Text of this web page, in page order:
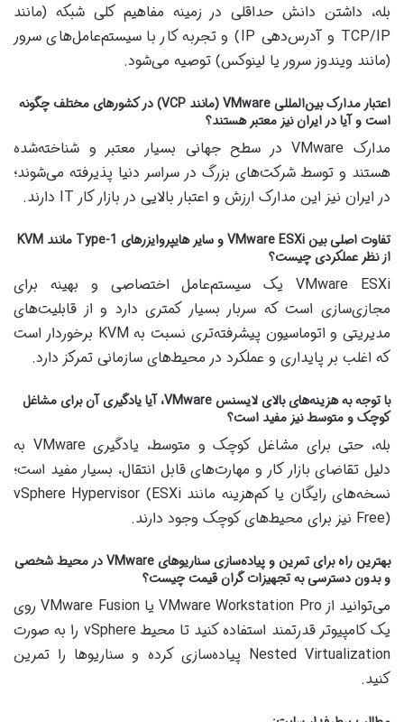
بله، داشتن دانش حداقلی در زمینه مفاهیم کلی شبکه (مانند
TCP/IP و آدرس‌دهی IP) و تجربه کار با سیستم‌عامل‌های سرور
(مانند ویندوز سرور یا لینوکس) توصیه می‌شود.
اعتبار مدارک بین‌المللی VMware (مانند VCP) در کشورهای مختلف چگونه
است و آیا در ایران نیز معتبر هستند؟
مدارک VMware در سطح جهانی بسیار معتبر و شناخته‌شده
هستند و توسط شرکت‌های بزرگ در سراسر دنیا پذیرفته می‌شوند؛
در ایران نیز این مدارک ارزش و اعتبار بالایی در بازار کار IT دارند.
تفاوت اصلی بین VMware ESXi و سایر هایپروایزرهای Type-1 مانند KVM
از نظر عملکردی چیست؟
VMware ESXi یک سیستم‌عامل اختصاصی و بهینه برای
مجازی‌سازی است که سربار بسیار کمتری دارد و از قابلیت‌های
مدیریتی و اتوماسیون پیشرفته‌تری نسبت به KVM برخوردار است
که اغلب بر پایداری و عملکرد در محیط‌های سازمانی تمرکز دارد.
با توجه به هزینه‌های بالای لایسنس VMware، آیا یادگیری آن برای مشاغل
کوچک و متوسط نیز مفید است؟
بله، حتی برای مشاغل کوچک و متوسط، یادگیری VMware به
دلیل تقاضای بازار کار و مهارت‌های قابل انتقال، بسیار مفید است؛
نسخه‌های رایگان یا کم‌هزینه مانند vSphere Hypervisor (ESXi
Free) نیز برای محیط‌های کوچک وجود دارند.
بهترین راه برای تمرین و پیاده‌سازی سناریوهای VMware در محیط شخصی
و بدون دسترسی به تجهیزات گران قیمت چیست؟
می‌توانید از VMware Workstation Pro یا VMware Fusion روی
یک کامپیوتر قدرتمند استفاده کنید تا محیط vSphere را به صورت
Nested Virtualization پیاده‌سازی کرده و سناریوها را تمرین
کنید.